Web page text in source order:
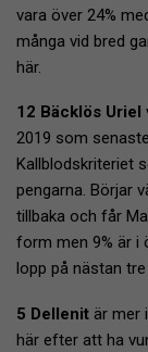
vara över 24%
många vid bred
här.
12 Bäcklös Uriel
2019 som
Kallblodskriteriet
pengarna. Börjar
tillbaka och får
form men 9% är i
lopp på nästan tre
5 Dellenit är mer
här efter att ha